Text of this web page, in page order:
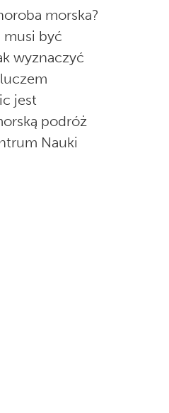
morska?
musi być
wyznaczyć
jest
podróż
Nauki